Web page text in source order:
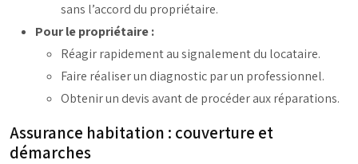
sans l’accord du propriétaire.
Pour le propriétaire :
Réagir rapidement au signalement du locataire.
Faire réaliser un diagnostic par un professionnel.
Obtenir un devis avant de procéder aux réparations.
Assurance habitation : couverture et
démarches